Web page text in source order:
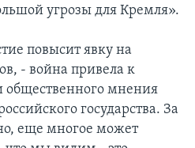
угрозы для Кремля».
повысит явку на
- война привела к
общественного мнения
государства. За
еще многое может